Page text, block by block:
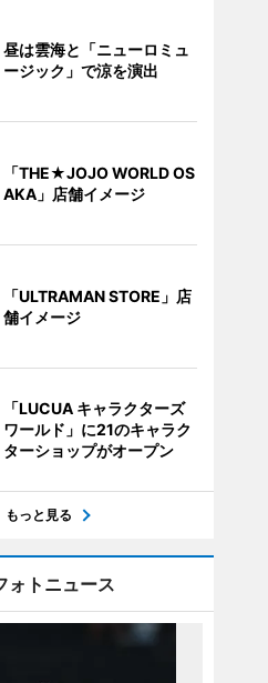
昼は雲海と「ニューロミュ
ージック」で涼を演出
「THE★JOJO WORLD OS
AKA」店舗イメージ
「ULTRAMAN STORE」店
舗イメージ
「LUCUA キャラクターズ
ワールド」に21のキャラク
ターショップがオープン
もっと見る
ォトニュース